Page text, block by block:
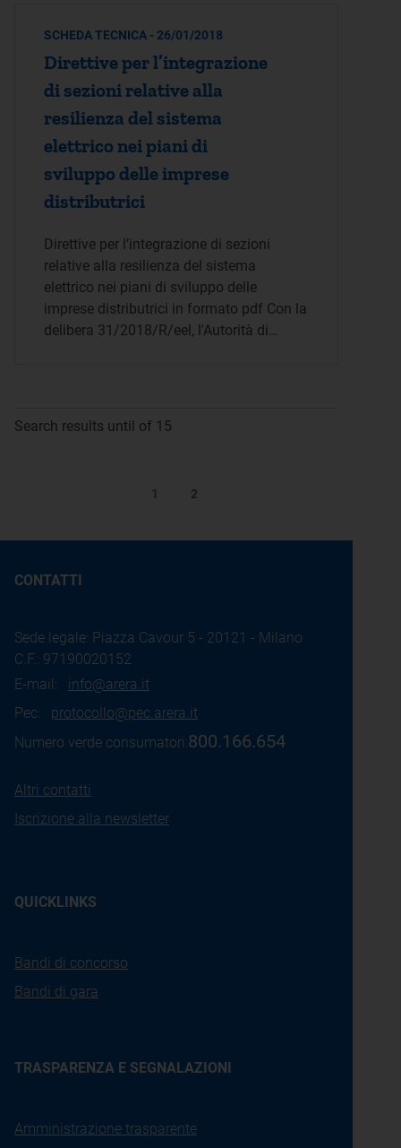
SCHEDA TECNICA - 26/01/2018
Direttive per l’integrazione
di sezioni relative alla
resilienza del sistema
elettrico nei piani di
sviluppo delle imprese
distributrici
Direttive per l’integrazione di sezioni
relative alla resilienza del sistema
elettrico nei piani di sviluppo delle
imprese distributrici in formato pdf Con la
delibera 31/2018/R/eel, l'Autorità di…
Search results until of 15
1 2
CONTATTI
Sede legale: Piazza Cavour 5 - 20121 - Milano
C.F.: 97190020152
E-mail: info@arera.it
Pec: protocollo@pec.arera.it
Numero verde consumatori:800.166.654
Altri contatti
Iscrizione alla newsletter
QUICKLINKS
Bandi di concorso
Bandi di gara
TRASPARENZA E SEGNALAZIONI
Amministrazione trasparente